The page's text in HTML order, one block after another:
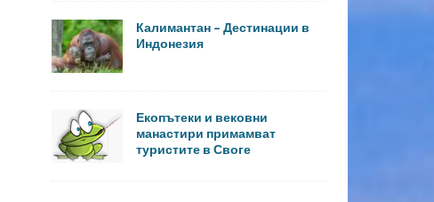
Калимантан – Дестинации в
Индонезия
Екопътеки и вековни
манастири примамват
туристите в Своге